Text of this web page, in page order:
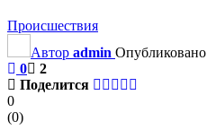
Происшествия
Автор admin Опубликовано
0
2
Поделится
0
(0)